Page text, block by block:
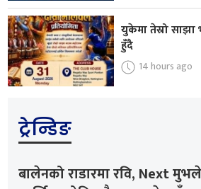
युकेमा तेस्रो
हुँदै
14 hours ago
ट्रेन्डिङ
बालेनको राडारमा रवि, Next